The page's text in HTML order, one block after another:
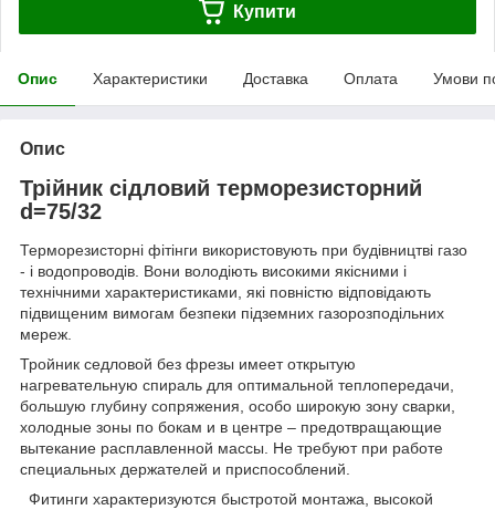
Купити
Опис Характеристики Доставка Оплата Умови
Опис
Трійник сідловий терморезисторний
d=75/32
Терморезисторні фітінги використовують при будівництві газо
- і водопроводів. Вони володіють високими якісними і
технічними характеристиками, які повністю відповідають
підвищеним вимогам безпеки підземних газорозподільних
мереж.
Тройник седловой без фрезы имеет открытую
нагревательную спираль для оптимальной теплопередачи,
большую глубину сопряжения, особо широкую зону сварки,
холодные зоны по бокам и в центре – предотвращающие
вытекание расплавленной массы. Не требуют при работе
специальных держателей и приспособлений.
Фитинги характеризуются быстротой монтажа, высокой